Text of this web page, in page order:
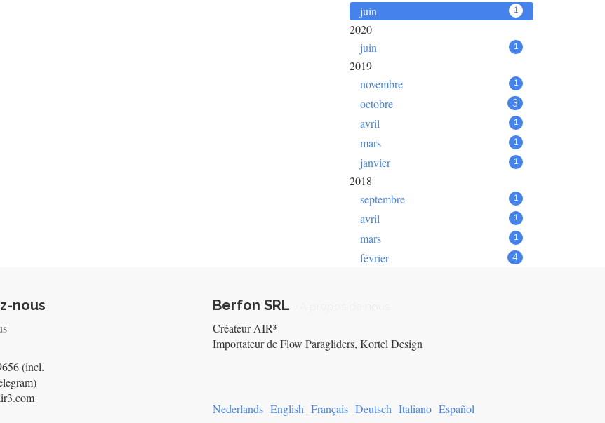
juin 1
2020
juin
1
2019
novembre
1
octobre 3
avril 1
mars 1
janvier 1
2018
septembre
1
avril 1
mars 1
février 4
nous
(incl.
Berfon SRL -
Créateur AIR³
Importateur de Flow Paragliders, Kortel Design
Nederlands English Français Deutsch Italiano Español